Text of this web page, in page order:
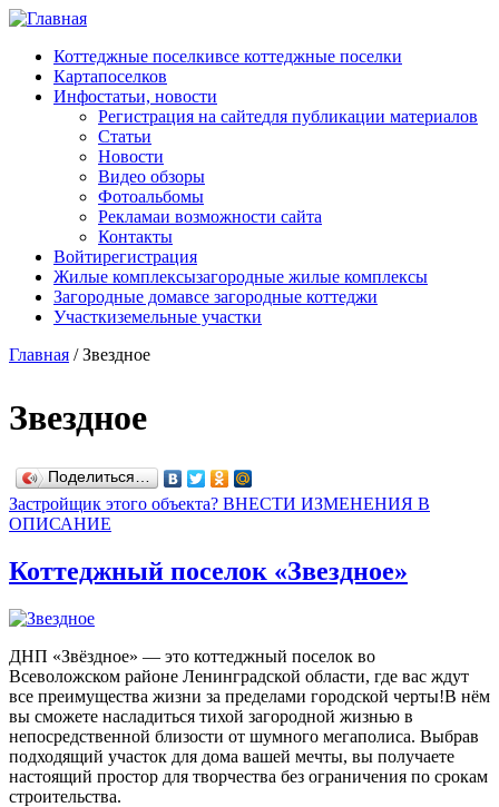
Перейти к основному содержанию
Коттеджные поселкивсе коттеджные поселки
Картапоселков
Инфостатьи, новости
Регистрация на сайтедля публикации материалов
Статьи
Новости
Видео обзоры
Фотоальбомы
Рекламаи возможности сайта
Контакты
Войтирегистрация
Жилые комплексызагородные жилые комплексы
Загородные домавсе загородные коттеджи
Участкиземельные участки
Главная /Звездное
Звездное
Поделиться…
Застройщик этого объекта? ВНЕСТИ ИЗМЕНЕНИЯ В
ОПИСАНИЕ
Коттеджный поселок «Звездное»
ДНП «Звёздное» — это коттеджный поселок во
Всеволожском районе Ленинградской области, где вас ждут
все преимущества жизни за пределами городской черты!В нём
вы сможете насладиться тихой загородной жизнью в
непосредственной близости от шумного мегаполиса. Выбрав
подходящий участок для дома вашей мечты, вы получаете
настоящий простор для творчества без ограничения по срокам
строительства.